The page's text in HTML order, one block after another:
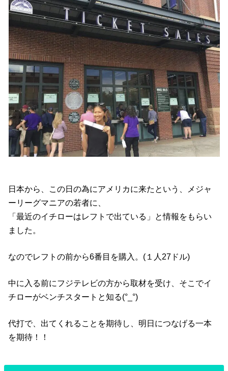
日本から、この日の為にアメリカに来たという、メジャ
ーリーグマニアの若者に、
「最近のイチローはレフトで出ている」と情報をもらい
ました。
なのでレフトの前から6番目を購入。(１人27ドル)
中に入る前にフジテレビの方から取材を受け、そこでイ
チローがベンチスタートと知る(°_°)
代打で、出てくれることを期待し、明日につなげる一本
を期待！！